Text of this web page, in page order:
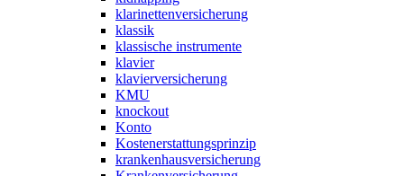
klarinettenversicherung
klassik
klassische instrumente
klavier
klavierversicherung
KMU
knockout
Konto
Kostenerstattungsprinzip
krankenhausversicherung